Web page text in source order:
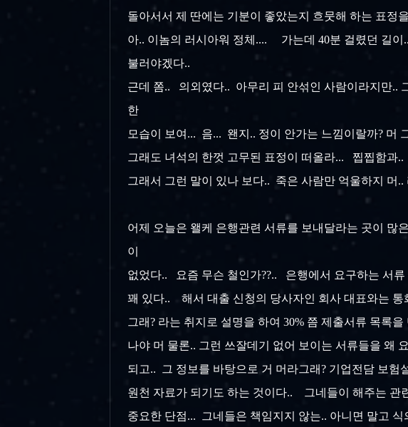
돌아서서 제 딴에는 기분이 좋았는지 흐뭇해 하는 표정
아.. 이놈의 러시아워 정체.... 가는데 40분 걸렸던 길
불러야겠다..
근데 쫌.. 의외였다.. 아무리 피 안섞인 사람이라지만..
한
모습이 보여... 음... 왠지.. 정이 안가는 느낌이랄까? 머
그래도 녀석의 한껏 고무된 표정이 떠올라... 찝찝함과
그래서 그런 말이 있나 보다.. 죽은 사람만 억울하지 머
어제 오늘은 왤케 은행관련 서류를 보내달라는 곳이
이
없었다.. 요즘 무슨 철인가??.. 은행에서 요구하는 서
꽤 있다.. 해서 대출 신청의 당사자인 회사 대표와는 통
그래? 라는 취지로 설명을 하여 30% 쯤 제출서류 목록
나야 머 물론.. 그런 쓰잘데기 없어 보이는 서류들을 왜
되고.. 그 정보를 바탕으로 거 머라그래? 기업전담 보
원천 자료가 되기도 하는 것이다.. 그네들이 해주는 관
중요한 단점... 그네들은 책임지지 않는.. 아니면 말고